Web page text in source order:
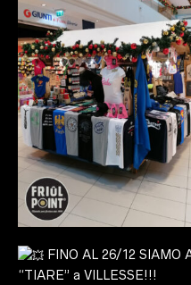
FINO AL 26/12 SIAMO
“TIARE” a VILLESSE!!!